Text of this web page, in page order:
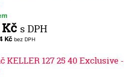
s DPH
Kč bez DPH
KELLER 127 25 40 Exclusive -